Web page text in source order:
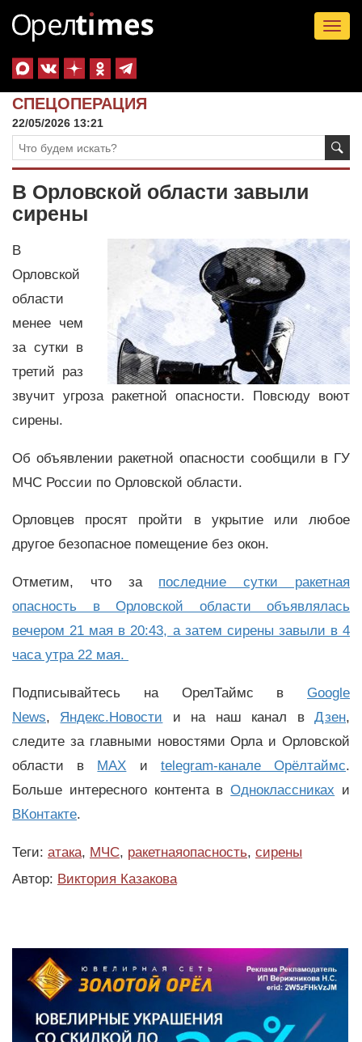
СПЕЦОПЕРАЦИЯ
22/05/2026 13:21
В Орловской области завыли
сирены
В
Орловской
области
менее чем
за сутки в
третий раз
звучит угроза ракетной опасности. Повсюду воют
сирены.
Об объявлении ракетной опасности сообщили в ГУ
МЧС России по Орловской области.
Орловцев просят пройти в укрытие или любое
другое безопасное помещение без окон.
Отметим, что за последние сутки ракетная
опасность в Орловской области объявлялась
вечером 21 мая в 20:43, а затем сирены завыли в 4
часа утра 22 мая.
Подписывайтесь на ОрелТаймс в Google
News, Яндекс.Новости и на наш канал вДзен,
следите за главными новостями Орла и Орловской
области в MAX и telegram-канале Орёлтаймс.
Больше интересного контента вОдноклассниках и
ВКонтакте.
Теги: атака, МЧС, ракетнаяопасность, сирены
Автор: Виктория Казакова